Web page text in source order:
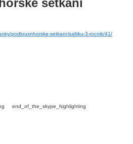
setkání
podkrusnhorske-setkani-baltiku-3-rocnik/41/
end_of_the_skype_highlighting